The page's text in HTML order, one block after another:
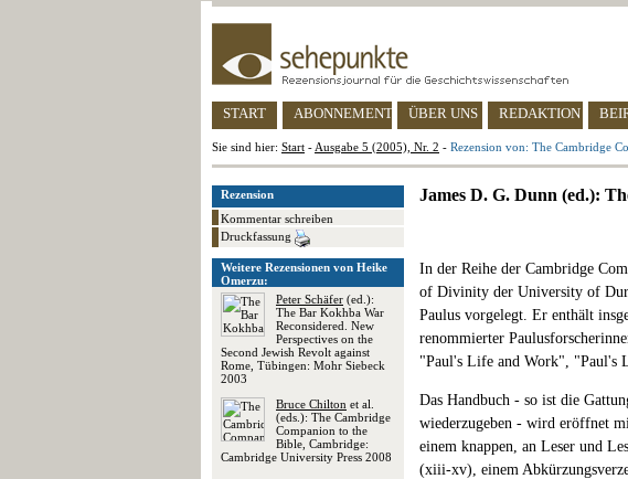
START ABONNEMENT ÜBER UNS REDAKTION
Sie sind hier: Start - Ausgabe 5 (2005), Nr. 2 - Rezension von: The Cambridge
Rezension
Kommentar schreiben
Druckfassung
Weitere Rezensionen von Heike
Omerzu:
Peter Schäfer (ed.):
The Bar Kokhba War
Reconsidered. New
Perspectives on the
Second Jewish Revolt against
Rome, Tübingen: Mohr Siebeck
2003
Bruce Chilton et al.
(eds.): The Cambridge
Companion to the
Bible, Cambridge:
Cambridge University Press 2008
James D. G. Dunn (ed.):
In der Reihe der Cambridge
of Divinity der University of
Paulus vorgelegt. Er enthält
renommierter
"Paul's Life and Work", "Paul's
Das Handbuch - so ist die
wiederzugeben - wird eröffnet
einem knappen, an Leser und
(xiii-xv), einem